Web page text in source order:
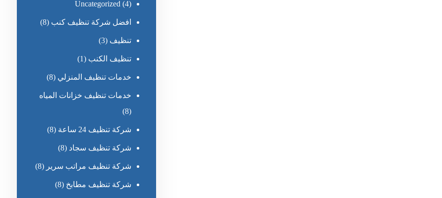
Uncategorized (4)
افضل شركة تنظيف كنب (8)
تنظيف (3)
تنظيف الكنب (1)
خدمات تنظيف المنزلي (8)
خدمات تنظيف خزانات المياه
(8)
شركة تنظيف 24 ساعة (8)
شركة تنظيف سجاد (8)
شركة تنظيف مراتب سرير (8)
شركة تنظيف مطابخ (8)